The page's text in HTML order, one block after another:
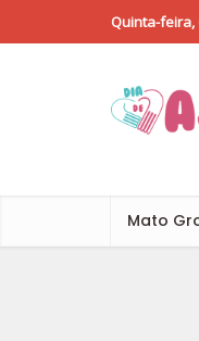
Quinta-feira,
Mato